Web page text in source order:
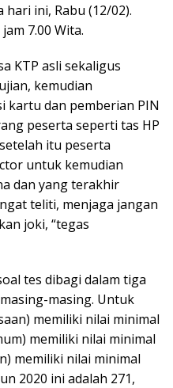
hari ini, Rabu (12/02).
7.00 Wita.
KTP asli sekaligus
kemudian
kartu dan pemberian PIN
peserta seperti tas HP
itu peserta
untuk kemudian
dan yang terakhir
teliti, menjaga jangan
joki, “tegas
tes dibagi dalam tiga
masing. Untuk
memiliki nilai minimal
memiliki nilai minimal
memiliki nilai minimal
2020 ini adalah 271,